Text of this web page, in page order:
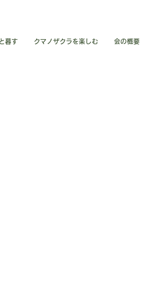
暮す クマノザクラを楽しむ 会の概要